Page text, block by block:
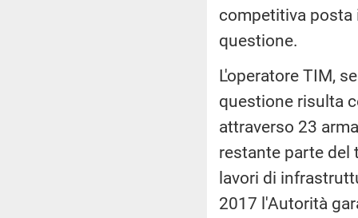
competitiva posta
questione.
L'operatore TIM,
questione risulta
attraverso 23
restante parte del
lavori di
2017 l'Autorità